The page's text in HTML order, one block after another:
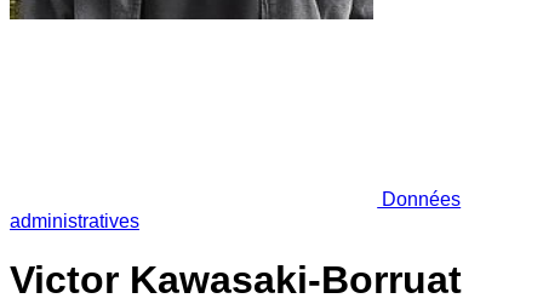
Données
administratives
Victor Kawasaki-Borruat